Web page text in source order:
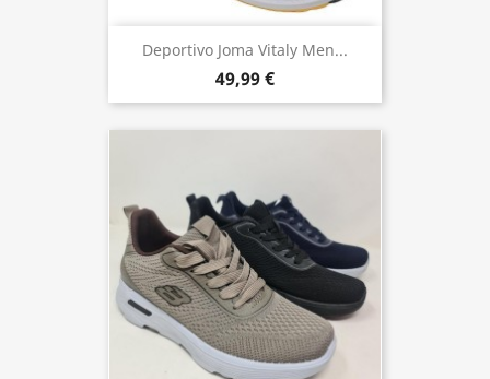
Deportivo Joma Vitaly Men...
49,99 €